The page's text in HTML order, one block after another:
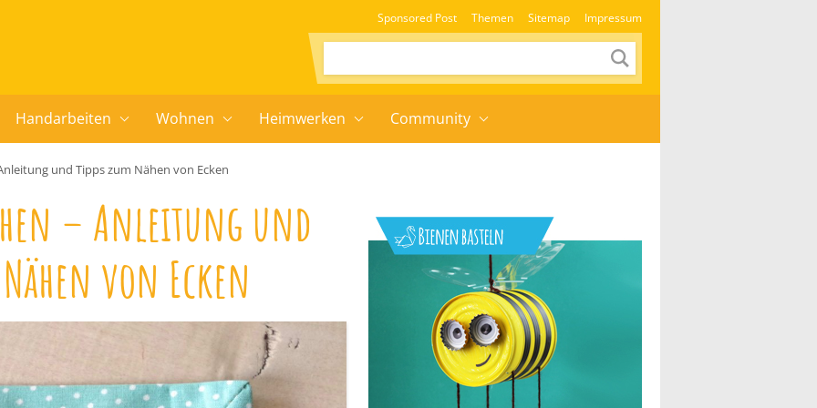
Sponsored Post Themen Sitemap Impressum
Handarbeiten Wohnen Heimwerken Community
und Tipps zum Nähen von Ecken
– Anleitung und
von Ecken